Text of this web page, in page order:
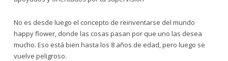
No es desde luego el concepto de reinventarse del mundo
happy flower, donde las cosas pasan por que uno las desea
mucho. Eso está bien hasta los 8 años de edad, pero luego se
vuelve peligroso.